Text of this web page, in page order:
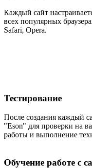
Каждый сайт
всех популярных
Safari, Opera.
Тестирование
После создания каждый
"Eson" для проверки на
работы и выполнение
Обучение работе с